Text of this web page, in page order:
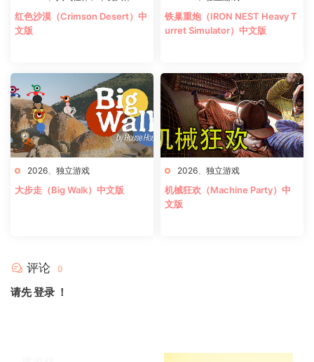
红色沙漠（Crimson Desert）中
文版
铁巢重炮（IRON NEST Heavy T
urret Simulator）中文版
2026 独立游戏
大步走（Big Walk）中文版
2026 独立游戏
机械狂欢（Machine Party）中
文版
评论 0
请先登录 ！